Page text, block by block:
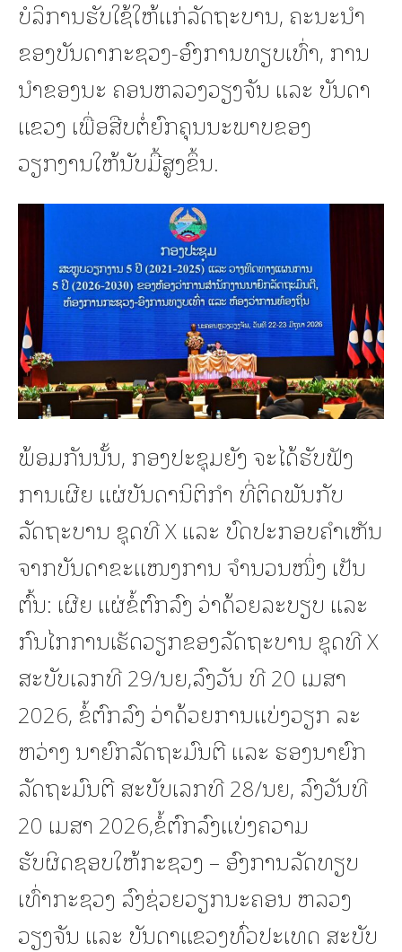
ບໍລິການຮັບໃຊ້ໃຫ້ແກ່ລັດຖະບານ, ຄະນະນຳ
ຂອງບັນດາກະຊວງ-ອົງການທຽບເທົ່າ, ການ
ນຳຂອງນະ ຄອນຫລວງວຽງຈັນ ແລະ ບັນດາ
ແຂວງ ເພື່ອສືບຕໍ່ຍົກຄຸນນະພາບຂອງ
ວຽກງານໃຫ້ນັບມື້ສູງຂຶ້ນ.
ພ້ອມກັນນັ້ນ, ກອງປະຊຸມຍັງ ຈະໄດ້ຮັບຟັງ
ການເຜີຍ ແຜ່ບັນດານິຕິກໍາ ທີ່ຕິດພັນກັບ
ລັດຖະບານ ຊຸດທີ X ແລະ ບົດປະກອບຄໍາເຫັນ
ຈາກບັນດາຂະແໜງການ ຈໍານວນໜຶ່ງ ເປັນ
ຕົ້ນ: ເຜີຍ ແຜ່ຂໍ້ຕົກລົງ ວ່າດ້ວຍລະບຽບ ແລະ
ກົນໄກການເຮັດວຽກຂອງລັດຖະບານ ຊຸດທີ X
ສະບັບເລກທີ 29/ນຍ,ລົງວັນ ທີ 20 ເມສາ
2026, ຂໍ້ຕົກລົງ ວ່າດ້ວຍການແບ່ງວຽກ ລະ
ຫວ່າງ ນາຍົກລັດຖະມົນຕີ ແລະ ຮອງນາຍົກ
ລັດຖະມົນຕີ ສະບັບເລກທີ 28/ນຍ, ລົງວັນທີ
20 ເມສາ 2026,ຂໍ້ຕົກລົງແບ່ງຄວາມ
ຮັບຜິດຊອບໃຫ້ກະຊວງ – ອົງການລັດທຽບ
ເທົ່າກະຊວງ ລົງຊ່ວຍວຽກນະຄອນ ຫລວງ
ວຽງຈັນ ແລະ ບັນດາແຂວງທົ່ວປະເທດ ສະບັບ